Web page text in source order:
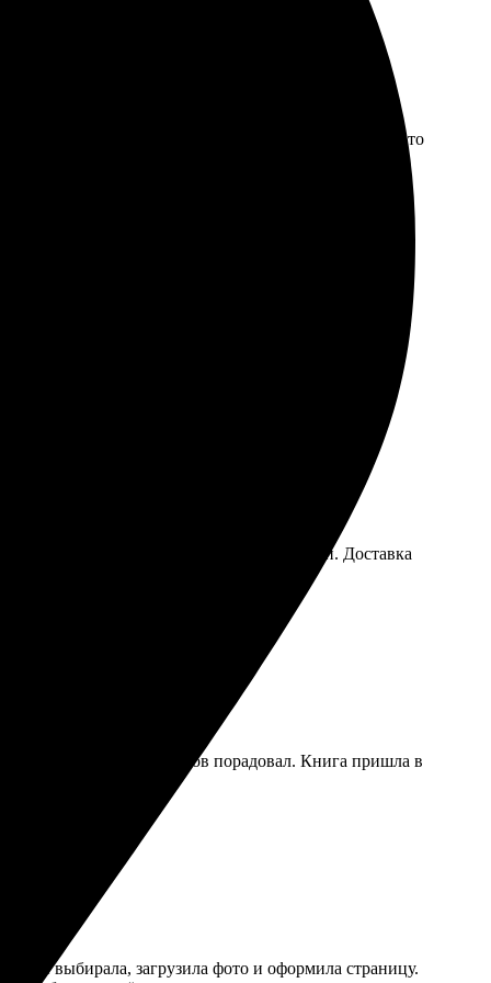
легко выбрать формат и макет. Загружали фото
будем заказывать еще!
выбрал оформление. Рад, что получилось так
еще. Рекомендую друзьям, отличное качество!
порадовало. Хорошие цвета и детали. Доставка
Выбор шрифтов и макетов порадовал. Книга пришла в
не выбирала, загрузила фото и оформила страницу.